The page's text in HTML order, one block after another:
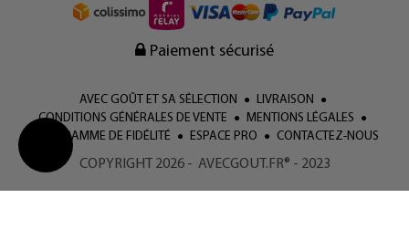
Change
Paiement sécurisé
AVEC GOÛT ET SA SÉLECTION
LIVRAISON
CONDITIONS GÉNÉRALES DE VENTE
MENTIONS LÉGALES
PROGRAMME DE FIDÉLITÉ
ESPACE PRO CONTACTEZ-NOUS
COPYRIGHT 2026 - AVECGOUT.FR® - 2023